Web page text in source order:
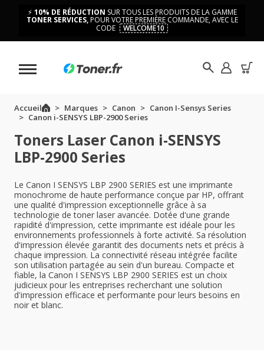
⚡ 10% DE RÉDUCTION SUR TOUS LES PRODUITS DE LA GAMME
TONER SERVICES,POUR VOTRE PREMIÈRE COMMANDE, AVEC LE
CODE
WELCOME10
Accueil Marques Canon
Canon I-Sensys Series
Canon i-SENSYS LBP-2900 Series
Toners Laser Canon i-SENSYS
LBP-2900 Series
Le Canon I SENSYS LBP 2900 SERIES est une imprimante
monochrome de haute performance conçue par HP, offrant
une qualité d'impression exceptionnelle grâce à sa
technologie de toner laser avancée. Dotée d'une grande
rapidité d'impression, cette imprimante est idéale pour les
environnements professionnels à forte activité. Sa résolution
d'impression élevée garantit des documents nets et précis à
chaque impression. La connectivité réseau intégrée facilite
son utilisation partagée au sein d'un bureau. Compacte et
fiable, la Canon I SENSYS LBP 2900 SERIES est un choix
judicieux pour les entreprises recherchant une solution
d'impression efficace et performante pour leurs besoins en
noir et blanc.